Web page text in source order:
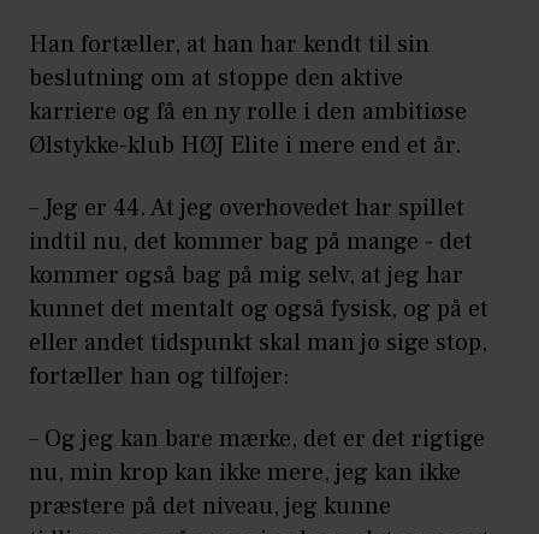
Han fortæller, at han har kendt til sin
beslutning om at stoppe den aktive
karriere og få en ny rolle i den ambitiøse
Ølstykke-klub HØJ Elite i mere end et år.
– Jeg er 44. At jeg overhovedet har spillet
indtil nu, det kommer bag på mange - det
kommer også bag på mig selv, at jeg har
kunnet det mentalt og også fysisk, og på et
eller andet tidspunkt skal man jo sige stop,
fortæller han og tilføjer:
– Og jeg kan bare mærke, det er det rigtige
nu, min krop kan ikke mere, jeg kan ikke
præstere på det niveau, jeg kunne